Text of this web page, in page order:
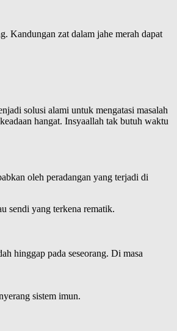
Kandungan zat dalam jahe merah dapat
solusi alami untuk mengatasi masalah
hangat. Insyaallah tak butuh waktu
oleh peradangan yang terjadi di
sendi yang terkena rematik.
hinggap pada seseorang. Di masa
sistem imun.